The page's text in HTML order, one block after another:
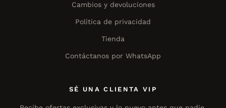
Cambios y devoluciones
Política de privacidad
Tienda
Contáctanos por WhatsApp
SÉ UNA CLIENTA VIP